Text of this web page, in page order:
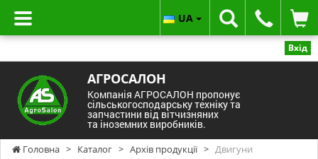
Вхід
АГРОСАЛОН
Компанія АГРОСАЛОН пропонує
сільськогосподарську техніку та
запчастини від вітчизняних
та іноземних виробників.
UA
Головна > Каталог > Архів продукції > Двигуни